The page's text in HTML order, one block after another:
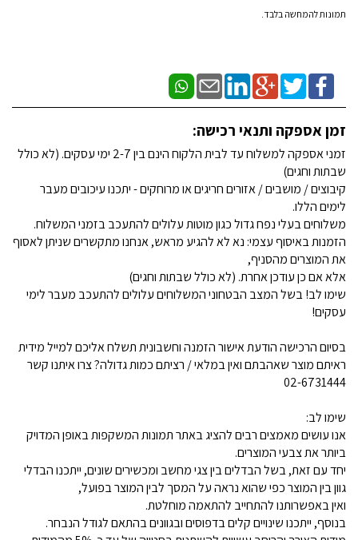
תמונות להמחשה בלבד.
זמן אספקה ותנאי רכישה:
זמני אספקה למשלוח עד לבית הלקוח הינם בין 2-7 ימי עסקים. (לא כולל
שבתות וחגים)
קיבוצים / מושבים / אזורים חריגים או מרוחקים - יתכנו עיכובים מעבר
לימים הללו.
משלוחים בעלי נפח גדול כגון מוטות עלולים להתעכב בזמני המשלוח.
הזמנות באיסוף עצמי: נא לא להגיע מראש, אנחנו מתקשרים שניתן לאסוף
את המוצרים מהסניף,
אלא אם כן עודכן אחרת. (לא כולל שבתות וחגים)
שימו לב! בשל המצב הבטחוני המשלוחים עלולים להתעכב מעבר לימי
עסקים!
בסיום הרכישה הודעת אישור הזמנה וחשבונית תשלח אליכם למייל מידית
ראיתם מוצר שאהבתם ואין במלאי / רציתם כמות גדולה? צרו איתנו קשר
02-6731444
שימו לב:
אנו עושים מאמצים רבים להציג באתר תמונות המשקפות באופן המדויק
ביותר את צבעי המוצרים.
יחד עם זאת, בשל הבדלים בין צגי מחשב ומכשירים שונים, ייתכנו הבדלי
גוון בין המוצר כפי שהוא נראה על המסך לבין המוצר בפועל,
ואין באפשרותנו להתחייב להתאמה מוחלטת.
בנוסף, ייתכנו שינויים קלים בדפוסים ובגוונים בהתאם לגודל הנבחר.